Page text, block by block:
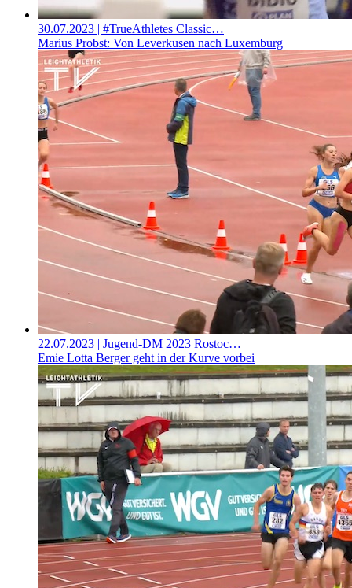
30.07.2023 | #TrueAthletes Classic…
Marius Probst: Von Leverkusen nach Luxemburg
22.07.2023 | Jugend-DM 2023 Rostoc…
Emie Lotta Berger geht in der Kurve vorbei